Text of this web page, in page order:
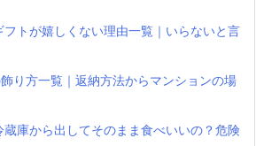
トが嬉しくない理由一覧｜いらないと言
り方一覧｜返納方法からマンションの場
庫から出してそのまま食べいいの？危険